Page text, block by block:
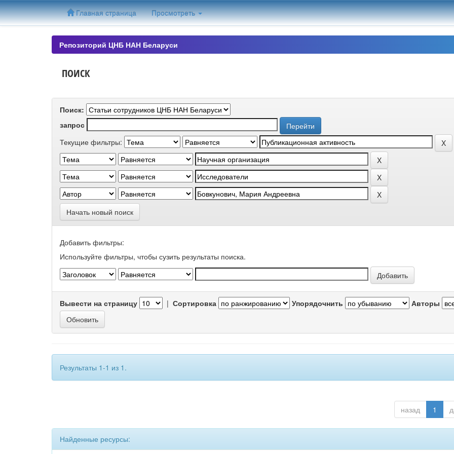
Skip
navigation
Главная страница Просмотреть
Репозиторий ЦНБ НАН Беларуси
ПОИСК
Поиск:
запрос
Текущие фильтры:
Начать новый поиск
Добавить фильтры:
Используйте фильтры, чтобы сузить результаты поиска.
Вывести на страницу | Сортировка Упорядочнить Авторы
Результаты 1-1 из 1.
назад 1
Найденные ресурсы: